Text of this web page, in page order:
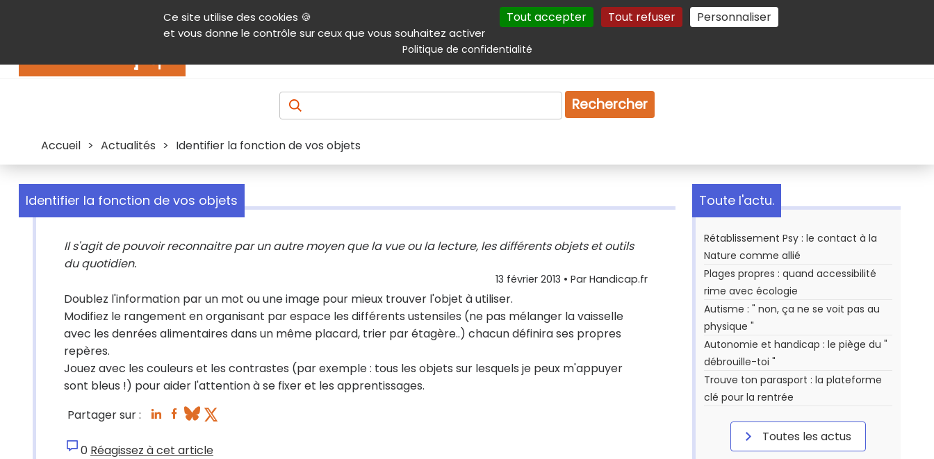
Ce site utilise des cookies 🍪
et vous donne le contrôle sur ceux que vous souhaitez activer
Tout accepter Tout refuser Personnaliser
Politique de confidentialité
Contenu Aide et accessibilité Menu principal Autres services Plan du site Gestion des cookies
Produits & services Emploi Droit
Rechercher
Accueil > Actualités > Identifier la fonction de vos objets
Identifier la fonction de vos objets
Il s'agit de pouvoir reconnaitre par un autre moyen que la vue ou la lecture, les différents objets et outils
du quotidien.
13 février 2013 • Par Handicap.fr
Doublez l'information par un mot ou une image pour mieux trouver l'objet à utiliser.
Modifiez le rangement en organisant par espace les différents ustensiles (ne pas mélanger la vaisselle
avec les denrées alimentaires dans un même placard, trier par étagère..) chacun définira ses propres
repères.
Jouez avec les couleurs et les contrastes (par exemple : tous les objets sur lesquels je peux m'appuyer
sont bleus !) pour aider l'attention à se fixer et les apprentissages.
Partager sur :
0 Réagissez à cet article
Toute l'actu.
Rétablissement Psy : le contact à la
Nature comme allié
Plages propres : quand accessibilité
rime avec écologie
Autisme : " non, ça ne se voit pas au
physique "
Autonomie et handicap : le piège du "
débrouille-toi "
Trouve ton parasport : la plateforme
clé pour la rentrée
Toutes les actus